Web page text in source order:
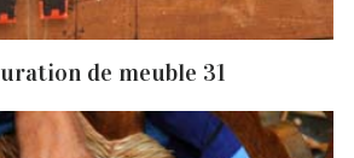
de meuble 31